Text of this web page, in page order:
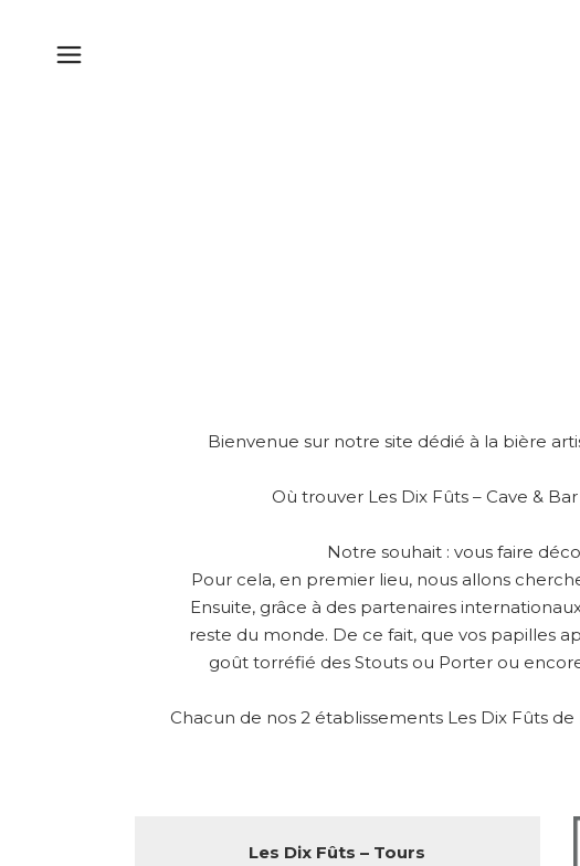
Bienvenue sur notre site dédié à la bière
Où trouver Les Dix Fûts – Cave &
Notre souhait : vous faire
Pour cela, en premier lieu, nous allons
Ensuite, grâce à des partenaires
reste du monde. De ce fait, que vos papilles
goût torréfié des Stouts ou Porter ou
Chacun de nos 2 établissements Les Dix Fûts
Les Dix Fûts – Tours